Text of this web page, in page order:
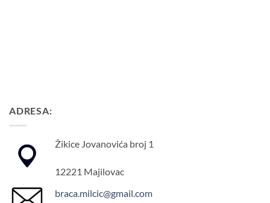
ADRESA:
Žikice Jovanovića broj 1
12221 Majilovac
braca.milcic@gmail.com